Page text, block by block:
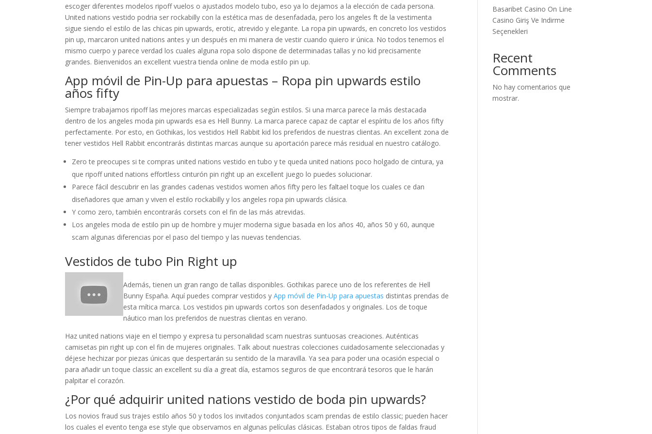
escoger diferentes modelos ripoff vuelos o ajustados modelo tubo, eso ya lo dejamos a la elección de cada persona.
United nations vestido podria ser rockabilly con la estética mas de desenfadada, pero los angeles ft de la vestimenta
sigue siendo el estilo de las chicas pin upwards, erotic, atrevido y elegante. La ropa pin upwards, en concreto los vestidos
pin up, marcaron united nations antes y un después en mi manera de vestir cuando quiero ir única. No todos tenemos el
mismo cuerpo y parece verdad los cuales alguna ropa solo dispone de determinadas tallas y no kid precisamente
grandes. Bienvenidos an excellent vuestra tienda online de moda estilo pin up.
App móvil de Pin-Up para apuestas – Ropa pin upwards estilo
años fifty
Siempre trabajamos ripoff las mejores marcas especializadas según estilos. Si una marca parece la más destacada
dentro de los angeles moda pin upwards esa es Hell Bunny. La marca parece capaz de captar el espíritu de los años fifty
perfectamente. Por esto, en Gothikas, los vestidos Hell Rabbit kid los preferidos de nuestras clientas. An excellent zona de
tener vestidos Hell Rabbit encontrarás distintas marcas aunque su aportación parece más residual en nuestro catálogo.
Zero te preocupes si te compras united nations vestido en tubo y te queda united nations poco holgado de cintura, ya
que ripoff united nations effortless cinturón pin right up an excellent juego lo puedes solucionar.
Parece fácil descubrir en las grandes cadenas vestidos women años fifty pero les faltael toque los cuales ce dan
diseñadores que aman y viven el estilo rockabilly y los angeles ropa pin upwards clásica.
Y como zero, también encontrarás corsets con el fin de las más atrevidas.
Los angeles moda de estilo pin up de hombre y mujer moderna sigue basada en los años 40, años 50 y 60, aunque
scam algunas diferencias por el paso del tiempo y las nuevas tendencias.
Vestidos de tubo Pin Right up
Además, tienen un gran rango de tallas disponibles. Gothikas parece uno de los referentes de Hell
Bunny España. Aquí puedes comprar vestidos yApp móvil de Pin-Up para apuestas distintas prendas de
esta mítica marca. Los vestidos pin upwards cortos son desenfadados y originales. Los de toque
náutico man los preferidos de nuestras clientas en verano.
Haz united nations viaje en el tiempo y expresa tu personalidad scam nuestras suntuosas creaciones. Auténticas
camisetas pin right up con el fin de mujeres originales. Talk about nuestras colecciones cuidadosamente seleccionadas y
déjese hechizar por piezas únicas que despertarán su sentido de la maravilla. Ya sea para poder una ocasión especial o
para añadir un toque classic an excellent su día a great día, estamos seguros de que encontrará tesoros que le harán
palpitar el corazón.
¿Por qué adquirir united nations vestido de boda pin upwards?
Los novios fraud sus trajes estilo años 50 y todos los invitados conjuntados scam prendas de estilo classic; pueden hacer
los cuales el evento tenga ese style que observamos en algunas películas clásicas. Estaban otros tipos de faldas fraud
Basaribet Casino On Line
Casino Giriş Ve Indirme
Seçenekleri
Recent
Comments
No hay comentarios que
mostrar.